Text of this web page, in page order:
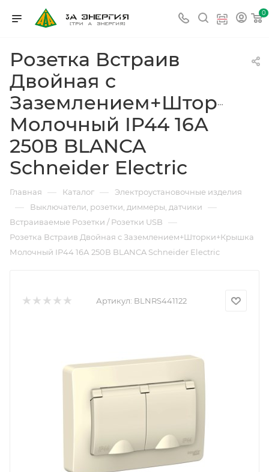
0
Розетка Встраив
Двойная с
Молочный IP44 16А
250В BLANCA
Schneider Electric
Главная — Каталог — Электроустановочные изделия
— Выключатели, розетки, диммеры, датчики —
Встраиваемые Розетки / Розетки USB —
Розетка Встраив Двойная с Заземлением+Шторки+Крышка
Молочный IP44 16А 250В BLANCA Schneider Electric
Артикул: BLNRS441122